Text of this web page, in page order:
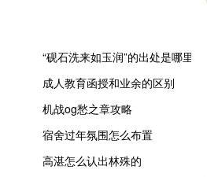
“砚石洗来如玉润”的出处是哪里
成人教育函授和业余的区别
机战og愁之章攻略
宿舍过年氛围怎么布置
高湛怎么认出林殊的